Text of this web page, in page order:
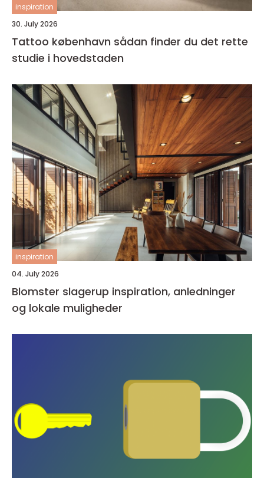
inspiration
30. July 2026
Tattoo københavn sådan finder du det rette
studie i hovedstaden
inspiration
04. July 2026
Blomster slagerup inspiration, anledninger
og lokale muligheder